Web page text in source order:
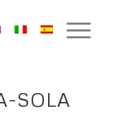
SOLA